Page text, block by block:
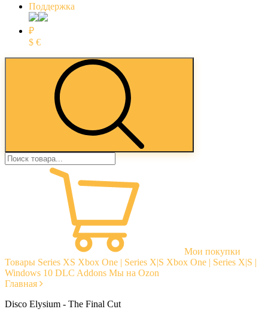
Поддержка
₽
$ €
Мои покупки
Товары Series XS Xbox One | Series X|S Xbox One | Series X|S |
Windows 10 DLC Addons Мы на Ozon
Главная
Disco Elysium - The Final Cut